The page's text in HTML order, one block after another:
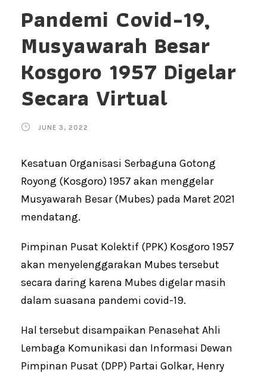
Pandemi Covid-19,
Musyawarah Besar
Kosgoro 1957 Digelar
Secara Virtual
JUNE 3, 2022
Kesatuan Organisasi Serbaguna Gotong
Royong (Kosgoro) 1957 akan menggelar
Musyawarah Besar (Mubes) pada Maret 2021
mendatang.
Pimpinan Pusat Kolektif (PPK) Kosgoro 1957
akan menyelenggarakan Mubes tersebut
secara daring karena Mubes digelar masih
dalam suasana pandemi covid-19.
Hal tersebut disampaikan Penasehat Ahli
Lembaga Komunikasi dan Informasi Dewan
Pimpinan Pusat (DPP) Partai Golkar, Henry